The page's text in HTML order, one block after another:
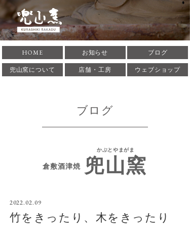
倉敷酒津焼 兜山窯 かぶ
とやまがま 岡山県倉敷市
に築窯。酒津焼兜山窯の
をしています。
HOME お知らせ ブログ
兜山窯について 店舗・工房 ウェブショップ
ブログ
倉敷酒津焼
かぶとやまがま
兜山窯
2022.02.09
竹をきったり、木をきったり